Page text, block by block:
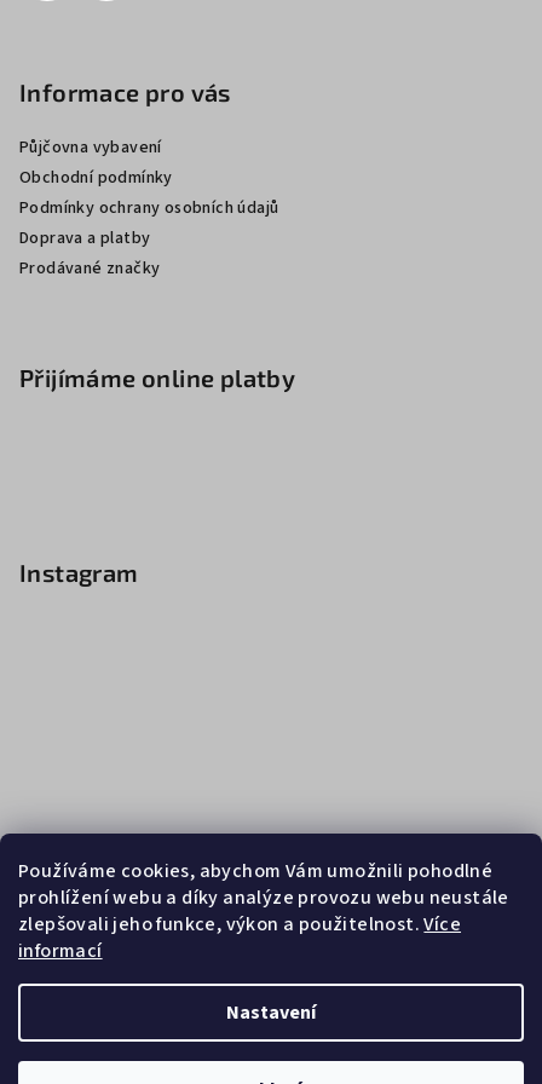
Používáme cookies, abychom Vám umožnili pohodlné
prohlížení webu a díky analýze provozu webu neustále
zlepšovali jeho funkce, výkon a použitelnost.Více
informací
Nastavení
Informace pro vás
Půjčovna vybavení
Obchodní podmínky
Podmínky ochrany osobních údajů
Doprava a platby
Prodávané značky
Přijímáme online platby
Instagram
Sledovat na Instagramu